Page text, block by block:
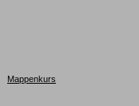
Mappenkurs